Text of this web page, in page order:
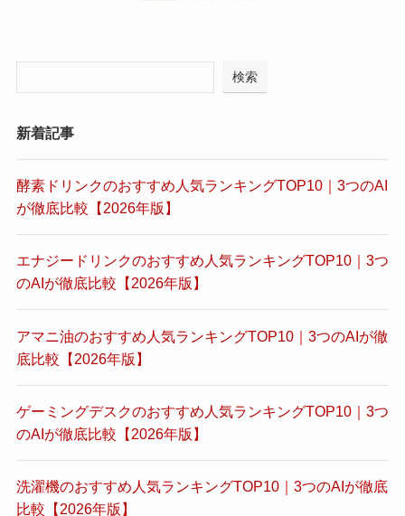
検索
新着記事
酵素ドリンクのおすすめ人気ランキングTOP10｜3つのAI
が徹底比較【2026年版】
エナジードリンクのおすすめ人気ランキングTOP10｜3つ
のAIが徹底比較【2026年版】
アマニ油のおすすめ人気ランキングTOP10｜3つのAIが徹
底比較【2026年版】
ゲーミングデスクのおすすめ人気ランキングTOP10｜3つ
のAIが徹底比較【2026年版】
洗濯機のおすすめ人気ランキングTOP10｜3つのAIが徹底
比較【2026年版】